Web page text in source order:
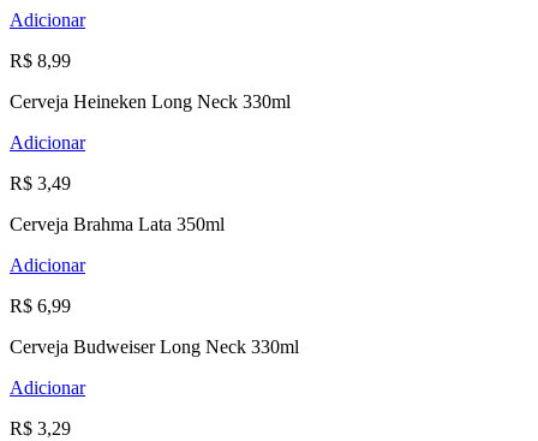
Adicionar
R$ 8,99
Cerveja Heineken Long Neck 330ml
Adicionar
R$ 3,49
Cerveja Brahma Lata 350ml
Adicionar
R$ 6,99
Cerveja Budweiser Long Neck 330ml
Adicionar
R$ 3,29